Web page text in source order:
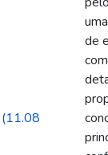
(11.08
de